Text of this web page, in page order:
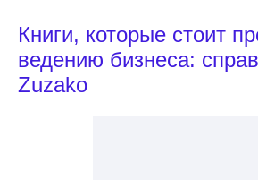
Книги, которые стоит
ведению бизнеса:
Zuzako